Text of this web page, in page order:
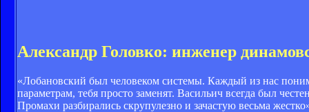
Александр Головко: инженер
«Лобановский был человеком системы. Каждый из нас
параметрам, тебя просто заменят. Васильич всегда был
Промахи разбирались скрупулезно и зачастую весьма